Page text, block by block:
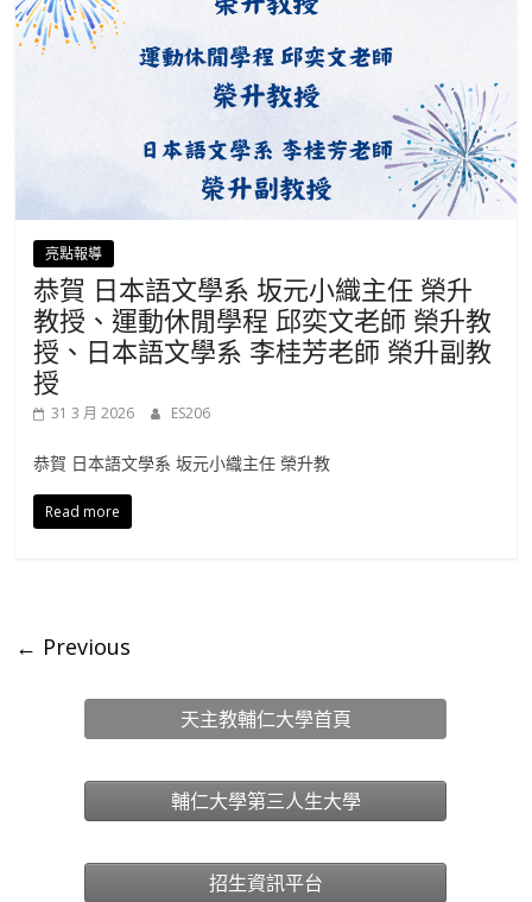
亮點報導
恭賀 日本語文學系 坂元小織主任 榮升
教授、運動休閒學程 邱奕文老師 榮升教
授、日本語文學系 李桂芳老師 榮升副教
授
31 3 月 2026 ES206
恭賀 日本語文學系 坂元小織主任 榮升教
Read more
← Previous
天主教輔仁大學首頁
輔仁大學第三人生大學
招生資訊平台